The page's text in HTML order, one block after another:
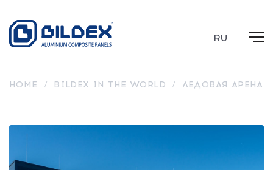
RU
HOME / BILDEX IN THE WORLD / ЛЕДОВАЯ АРЕНА